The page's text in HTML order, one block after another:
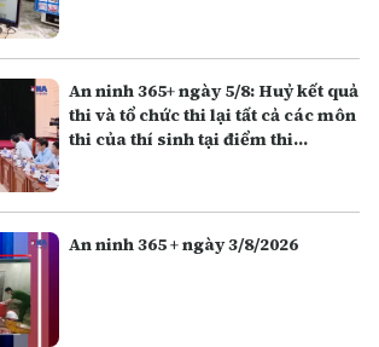
An ninh 365+ ngày 5/8: Huỷ kết quả
thi và tổ chức thi lại tất cả các môn
thi của thí sinh tại điểm thi
An ninh 365 + ngày 3/8/2026